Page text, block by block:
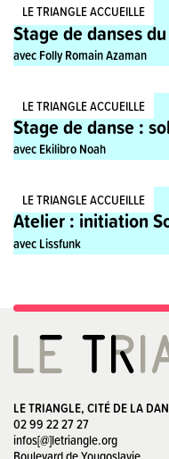
LE TRIANGLE ACCUEILLE
Stage, Pratique
Stage de danses
avec Folly Romain Azaman
LE TRIANGLE ACCUEILLE
Stage, Pratique
Stage de danse :
avec Ekilibro Noah
LE TRIANGLE ACCUEILLE
Stage, Pratique
Atelier : initiation
avec Lissfunk
LE TRIANGLE, CITÉ DE LA
02 99 22 27 27
infos[@]letriangle.org